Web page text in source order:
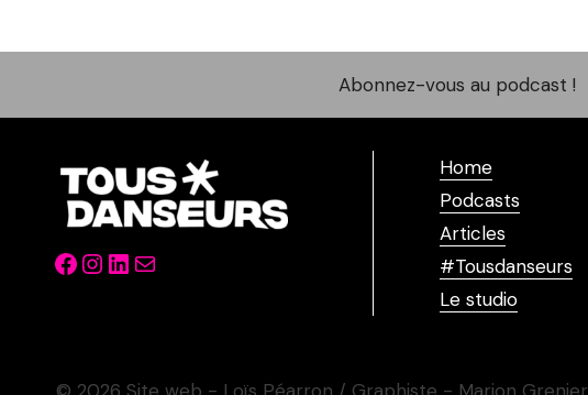
Abonnez-vous au podcast !
Facebook
Instagram
LinkedIn
Mail
Home
Podcasts
Articles
#Tousdanseurs
Le studio